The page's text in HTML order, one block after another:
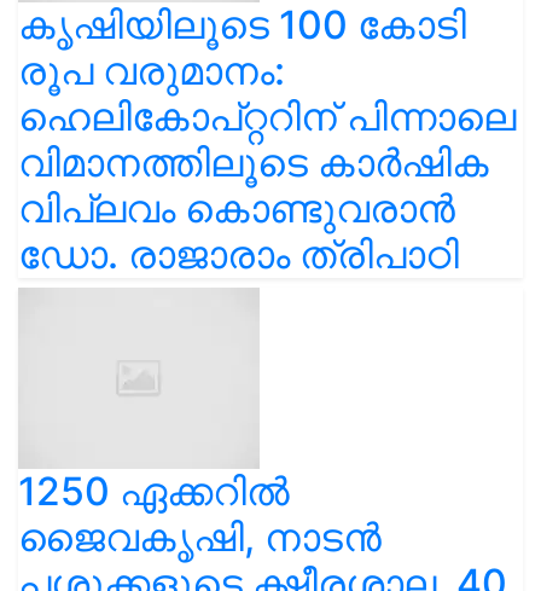
കൃഷിയിലൂടെ 100 കോടി
രൂപ വരുമാനം:
ഹെലികോപ്റ്ററിന് പിന്നാലെ
വിമാനത്തിലൂടെ കാർഷിക
വിപ്ലവം കൊണ്ടുവരാൻ
ഡോ. രാജാരാം ത്രിപാഠി
1250 ഏക്കറിൽ
ജൈവകൃഷി, നാടൻ